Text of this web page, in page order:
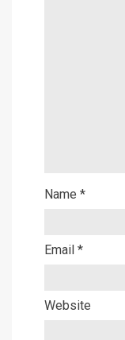
Name *
Email *
Website